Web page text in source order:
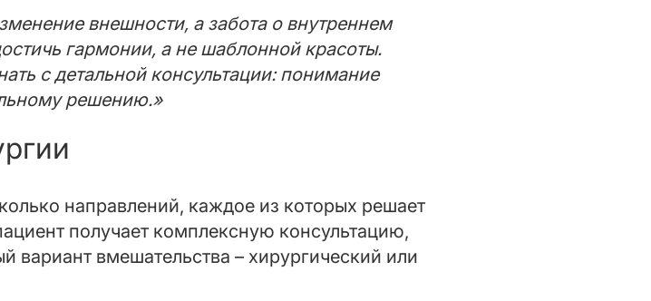
внешности, а забота о внутреннем
гармонии, а не шаблонной красоты.
с детальной консультации: понимание
решению.»
направлений, каждое из которых решает
получает комплексную консультацию,
вариант вмешательства – хирургический или